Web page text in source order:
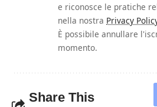
e riconosce le pratiche
nella nostra Privacy
È possibile annullare
momento.
Share This